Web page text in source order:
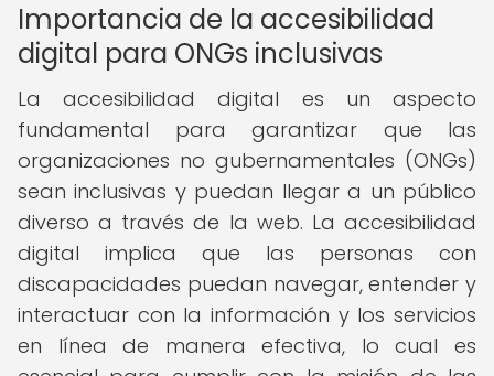
Importancia de la accesibilidad
digital para ONGs inclusivas
La accesibilidad digital es un aspecto
fundamental para garantizar que las
organizaciones no gubernamentales (ONGs)
sean inclusivas y puedan llegar a un público
diverso a través de la web. La accesibilidad
digital implica que las personas con
discapacidades puedan navegar, entender y
interactuar con la información y los servicios
en línea de manera efectiva, lo cual es